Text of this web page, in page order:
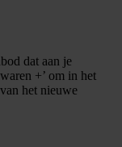
dat aan je
+’ om in het
het nieuwe